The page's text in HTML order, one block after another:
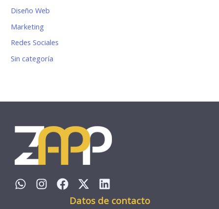
Diseño Web
Marketing
Redes Sociales
Sin categoría
Datos de contacto